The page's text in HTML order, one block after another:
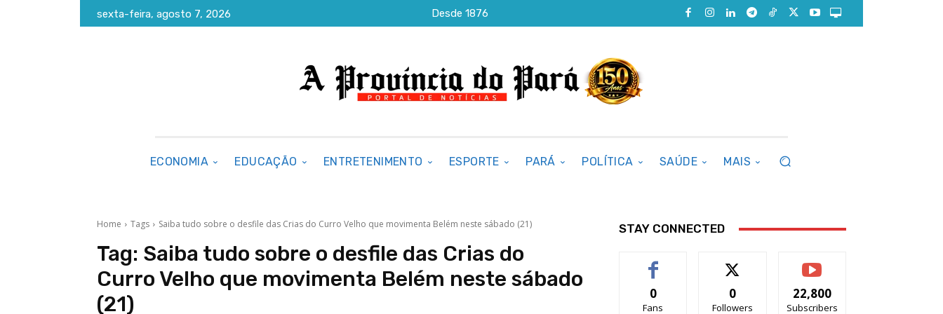
sexta-feira, agosto 7, 2026 Desde 1876
ECONOMIA EDUCAÇÃO ENTRETENIMENTO ESPORTE PARÁ POLÍTICA SAÚDE MAIS
Home Tags Saiba tudo sobre o desfile das Crias do Curro Velho que movimenta Belém neste sábado (21)
Tag: Saiba tudo sobre o desfile das Crias do
Curro Velho que movimenta Belém neste sábado
(21)
STAY CONNECTED
0
Fans
0
Followers
22,800
Subscribers